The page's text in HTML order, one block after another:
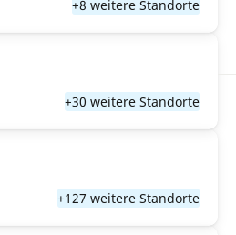
+8 weitere Standorte
+30 weitere Standorte
+127 weitere Standorte